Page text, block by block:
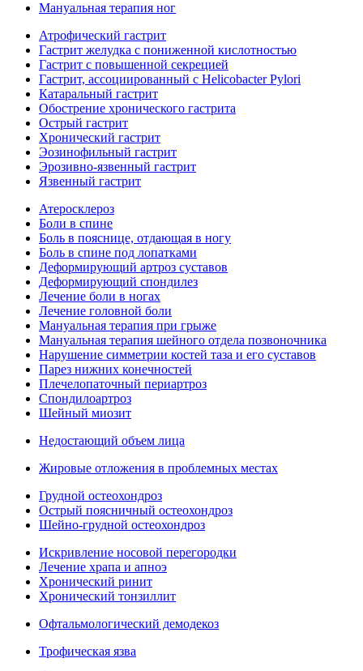
Мануальная терапия ног
Атрофический гастрит
Гастрит желудка с пониженной кислотностью
Гастрит с повышенной секрецией
Гастрит, ассоциированный с Helicobacter Pylori
Катаральный гастрит
Обострение хронического гастрита
Острый гастрит
Хронический гастрит
Эозинофильный гастрит
Эрозивно-язвенный гастрит
Язвенный гастрит
Атеросклероз
Боли в спине
Боль в пояснице, отдающая в ногу
Боль в спине под лопатками
Деформирующий артроз суставов
Деформирующий спондилез
Лечение боли в ногах
Лечение головной боли
Мануальная терапия при грыже
Мануальная терапия шейного отдела позвоночника
Нарушение симметрии костей таза и его суставов
Парез нижних конечностей
Плечелопаточный периартроз
Спондилоартроз
Шейный миозит
Недостающий объем лица
Жировые отложения в проблемных местах
Грудной остеохондроз
Острый поясничный остеохондроз
Шейно-грудной остеохондроз
Искривление носовой перегородки
Лечение храпа и апноэ
Хронический ринит
Хронический тонзиллит
Офтальмологический демодекоз
Трофическая язва